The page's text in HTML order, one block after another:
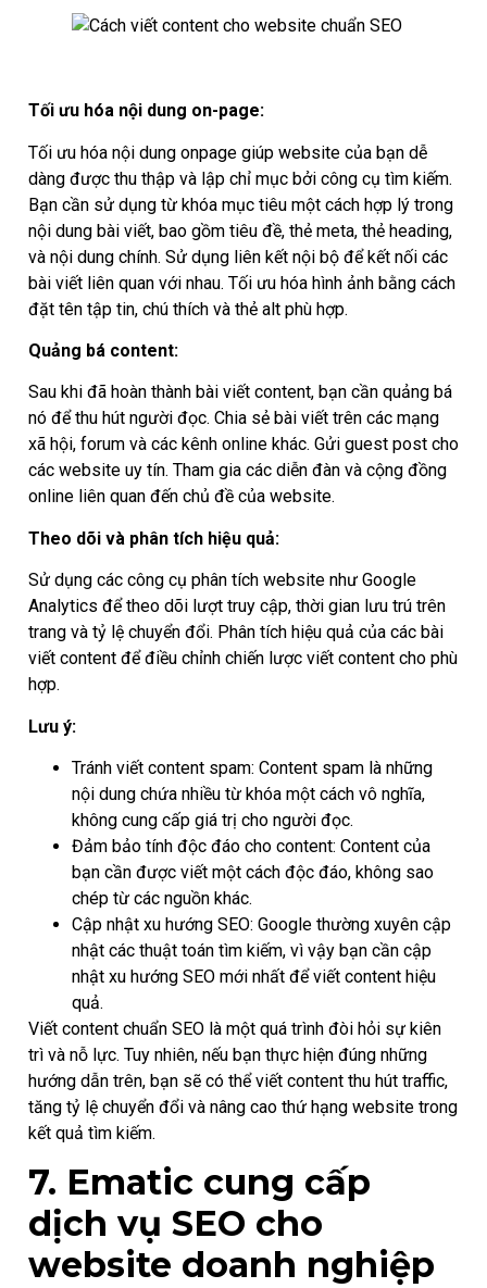
Tối ưu hóa nội dung on-page:
Tối ưu hóa nội dung onpage giúp website của bạn dễ
dàng được thu thập và lập chỉ mục bởi công cụ tìm kiếm.
Bạn cần sử dụng từ khóa mục tiêu một cách hợp lý trong
nội dung bài viết, bao gồm tiêu đề, thẻ meta, thẻ heading,
và nội dung chính. Sử dụng liên kết nội bộ để kết nối các
bài viết liên quan với nhau. Tối ưu hóa hình ảnh bằng cách
đặt tên tập tin, chú thích và thẻ alt phù hợp.
Quảng bá content:
Sau khi đã hoàn thành bài viết content, bạn cần quảng bá
nó để thu hút người đọc. Chia sẻ bài viết trên các mạng
xã hội, forum và các kênh online khác. Gửi guest post cho
các website uy tín. Tham gia các diễn đàn và cộng đồng
online liên quan đến chủ đề của website.
Theo dõi và phân tích hiệu quả:
Sử dụng các công cụ phân tích website như Google
Analytics để theo dõi lượt truy cập, thời gian lưu trú trên
trang và tỷ lệ chuyển đổi. Phân tích hiệu quả của các bài
viết content để điều chỉnh chiến lược viết content cho phù
hợp.
Lưu ý:
Tránh viết content spam: Content spam là những
nội dung chứa nhiều từ khóa một cách vô nghĩa,
không cung cấp giá trị cho người đọc.
Đảm bảo tính độc đáo cho content: Content của
bạn cần được viết một cách độc đáo, không sao
chép từ các nguồn khác.
Cập nhật xu hướng SEO: Google thường xuyên cập
nhật các thuật toán tìm kiếm, vì vậy bạn cần cập
nhật xu hướng SEO mới nhất để viết content hiệu
quả.
Viết content chuẩn SEO là một quá trình đòi hỏi sự kiên
trì và nỗ lực. Tuy nhiên, nếu bạn thực hiện đúng những
hướng dẫn trên, bạn sẽ có thể viết content thu hút traffic,
tăng tỷ lệ chuyển đổi và nâng cao thứ hạng website trong
kết quả tìm kiếm.
7. Ematic cung cấp
dịch vụ SEO cho
website doanh nghiệp